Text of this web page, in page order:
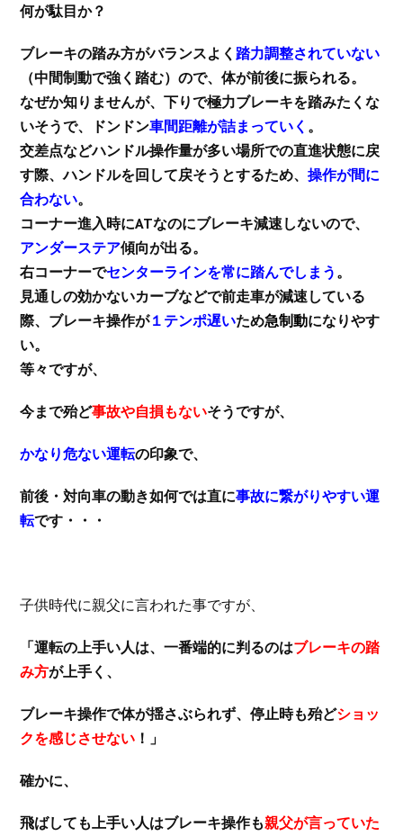
何が駄目か？
ブレーキの踏み方がバランスよく 踏力調整されていない
（中間制動で強く踏む）ので、体が前後に振られる。
なぜか知りませんが、下りで極力ブレーキを踏みたくな
いそうで、ドンドン車間距離が詰まっていく 。
交差点などハンドル操作量が多い場所での直進状態に戻
す際、ハンドルを回して戻そうとするため、操作が間に
合わない。
コーナー進入時にATなのにブレーキ減速しないので、
アンダーステア傾向が出る。
右コーナーでセンターラインを常に踏んでしまう 。
見通しの効かないカーブなどで前走車が減速している
際、ブレーキ操作が１テンポ遅いため急制動になりやす
い。
等々ですが、
今まで殆ど事故や自損もないそうですが、
かなり危ない運転の印象で、
前後・対向車の動き如何では直に事故に繋がりやすい運
転です・・・
子供時代に親父に言われた事ですが、
「運転の上手い人は、一番端的に判るのはブレーキの踏
み方が上手く、
ブレーキ操作で体が揺さぶられず、停止時も殆どショッ
クを感じさせない ！」
確かに、
飛ばしても上手い人はブレーキ操作も親父が言っていた